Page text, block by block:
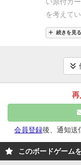
ら前に出
いるカー
「３」の
基本
2x5, 3x4
っている。
12Rで山
状況にな
コマで渋
【両面ボ
＋2進むコ
的〜な展
2つの
が早く少
ールして
ウンタイ
密裏に車
がり持続
ファミ
ていて言
を敢えて
とれます。
札を選ん
ってカー
な取り方
にはパー
全然進ま
ん追い上
だと思い
スゲーム
いう意味
んじゃな
も遊ぶ感
いる感じ。
れたカー
人数によ
ビッドフ
開かれた
ードにし
は余った
める。
大
駒が進み
を考えて
るので、
というジレ
るとアド
応援(笑)
り上がる
スゲーム
はフリー
うな人気
負けるん
続きを見る
再
会員登録後、通知送
このボードゲーム